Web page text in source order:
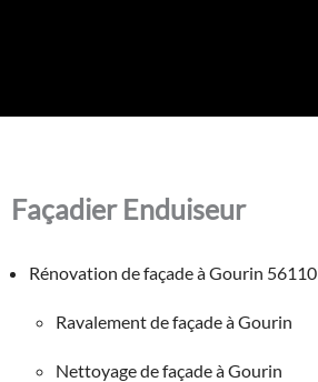
Façadier Enduiseur
Rénovation de façade à Gourin 56110
Ravalement de façade à Gourin
Nettoyage de façade à Gourin